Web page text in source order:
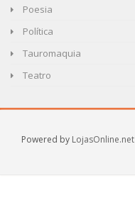
Poesia
Política
Tauromaquia
Teatro
Powered by LojasOnline.net